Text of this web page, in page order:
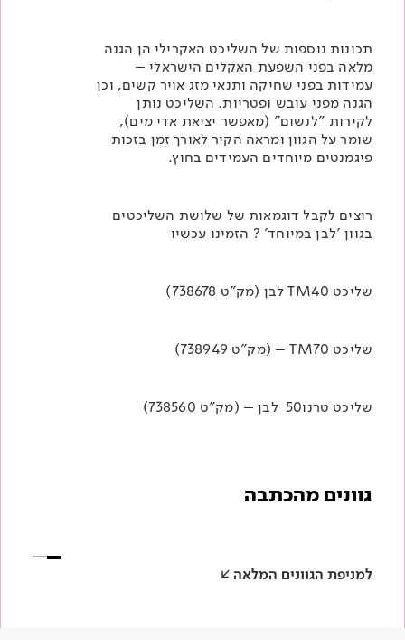
תכונות נוספות של השליכט האקרילי הן הגנה
מלאה בפני השפעת האקלים הישראלי –
עמידות בפני שחיקה ותנאי מזג אויר קשים, וכן
הגנה מפני עובש ופטריות. השליכט נותן
לקירות "לנשום" (מאפשר יציאת אדי מים),
שומר על הגוון ומראה הקיר לאורך זמן בזכות
פיגמנטים מיוחדים העמידים בחוץ.
רוצים לקבל דוגמאות של שלושת השליכטים
בגוון 'לבן במיוחד' ? הזמינו עכשיו
שליכט TM40 לבן (מק"ט 738678)
שליכט TM70 – (מק"ט 738949)
שליכט טרנו50 לבן – (מק"ט 738560)
גוונים מהכתבה
למניפת הגוונים המלאה